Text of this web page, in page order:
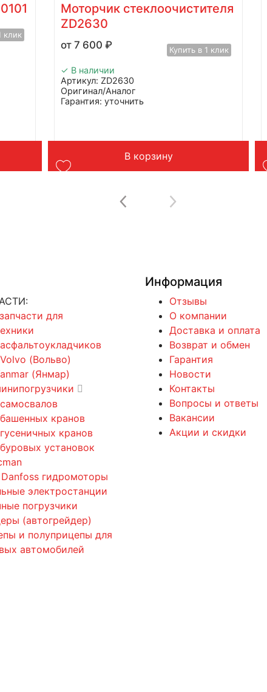
клик
Моторчик стеклоочистителя
ZD2630
7 600₽ Купить в 1 клик
✓ В наличии
Артикул: ZD2630
Оригинал/Аналог
Гарантия: уточнить
Вес: 5 кг
В корзину
для
(Вольво)
(Янмар)
кранов
кранов
установок
Danfoss гидромоторы
электростанции
погрузчики
(автогрейдер)
и полуприцепы для
автомобилей
Информация
Отзывы
О компании
Доставка и оплата
Возврат и обмен
Гарантия
Новости
Контакты
Вопросы и ответы
Вакансии
Акции и скидки